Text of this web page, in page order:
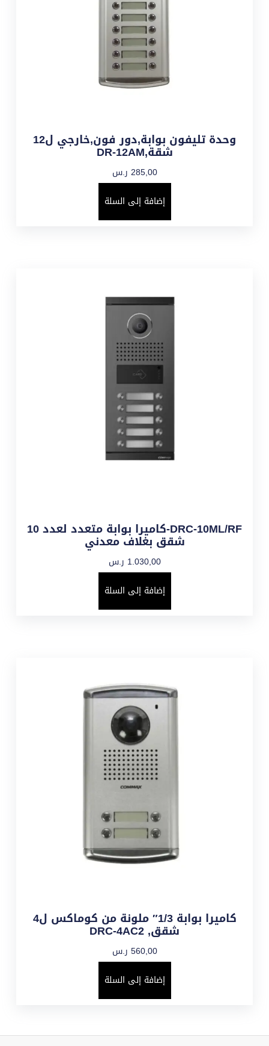
وحدة تليفون بوابة,دور فون,خارجي ل12
شقة,DR-12AM
285,00 ر.س
إضافة إلى السلة
DRC-10ML/RF-كاميرا بوابة متعدد لعدد 10
شقق بغلاف معدني
1.030,00 ر.س
إضافة إلى السلة
كاميرا بوابة 1/3″ ملونة من كوماكس ل4
شقق, DRC-4AC2
560,00 ر.س
إضافة إلى السلة